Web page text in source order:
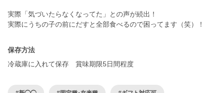
実際「気づいたらなくなってた」との声が続出！
実際にうちの子の前にだすと全部食べるので困ってます（笑）！
保存方法
冷蔵庫に入れて保存 賞味期限5日間程度